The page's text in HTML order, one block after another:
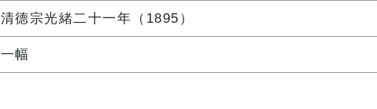
清德宗光緒二十一年（1895）
一幅